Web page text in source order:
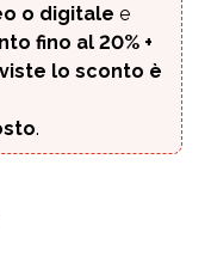
o digitale e
fino al 20% +
lo sconto è
.